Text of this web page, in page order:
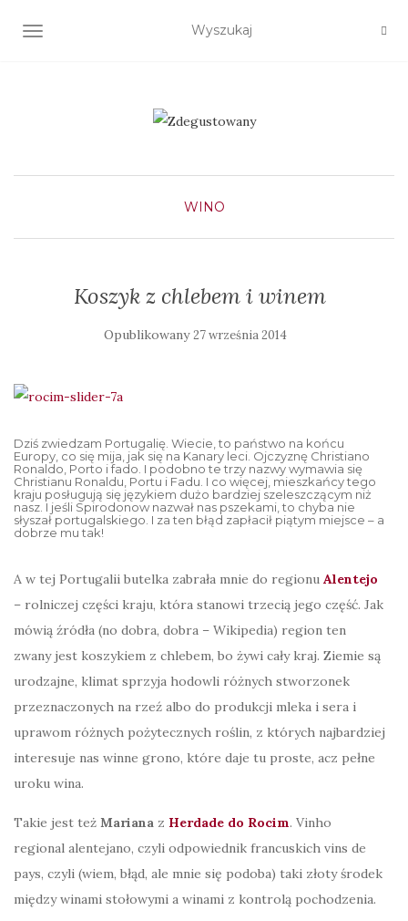
TOGGLE NAVIGATION
WINO
Koszyk z chlebem i winem
Opublikowany27 września 2014
Dziś zwiedzam Portugalię. Wiecie, to państwo na końcu
Europy, co się mija, jak się na Kanary leci. Ojczyznę Christiano
Ronaldo, Porto i fado. I podobno te trzy nazwy wymawia się
Christianu Ronaldu, Portu i Fadu. I co więcej, mieszkańcy tego
kraju posługują się językiem dużo bardziej szeleszczącym niż
nasz. I jeśli Spirodonow nazwał nas pszekami, to chyba nie
słyszał portugalskiego. I za ten błąd zapłacił piątym miejsce – a
dobrze mu tak!
A w tej Portugalii butelka zabrała mnie do regionu Alentejo
– rolniczej części kraju, która stanowi trzecią jego część. Jak
mówią źródła (no dobra, dobra – Wikipedia) region ten
zwany jest koszykiem z chlebem, bo żywi cały kraj. Ziemie są
urodzajne, klimat sprzyja hodowli różnych stworzonek
przeznaczonych na rzeź albo do produkcji mleka i sera i
uprawom różnych pożytecznych roślin, z których najbardziej
interesuje nas winne grono, które daje tu proste, acz pełne
uroku wina.
Takie jest też Mariana z Herdade do Rocim. Vinho
regional alentejano, czyli odpowiednik francuskich vins de
pays, czyli (wiem, błąd, ale mnie się podoba) taki złoty środek
między winami stołowymi a winami z kontrolą pochodzenia.